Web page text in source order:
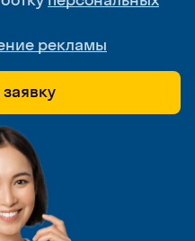
рекламы
заявку